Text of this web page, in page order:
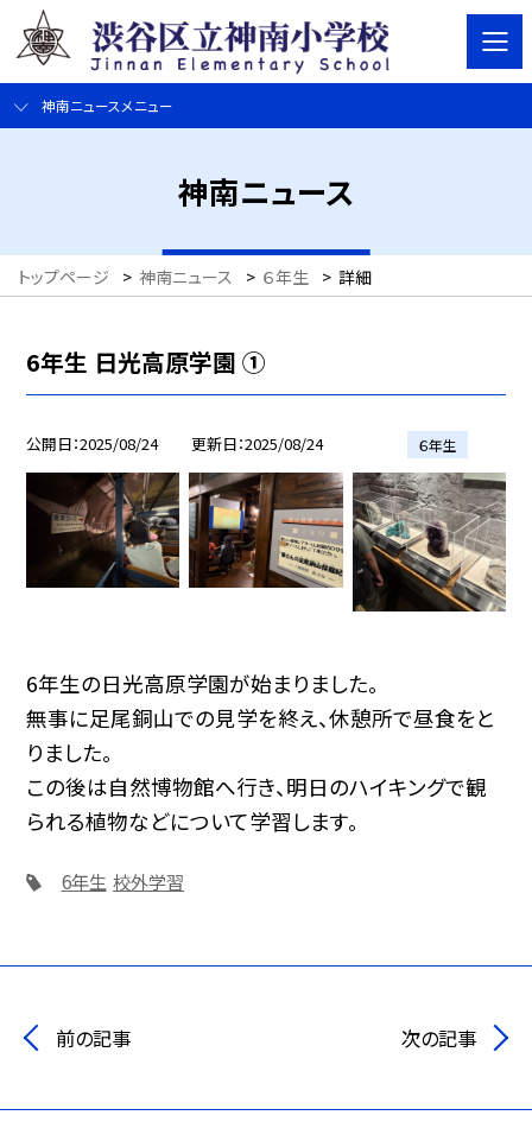
神南ニュースメニュー
神南ニュース
トップページ > 神南ニュース > ６年生 > 詳細
6年生 日光高原学園 ①
公開日 2025/08/24 更新日 2025/08/24 ６年生
6年生の日光高原学園が始まりました。
無事に足尾銅山での見学を終え、休憩所で昼食をと
りました。
この後は自然博物館へ行き、明日のハイキングで観
られる植物などについて学習します。
6年生 校外学習
前の記事 次の記事